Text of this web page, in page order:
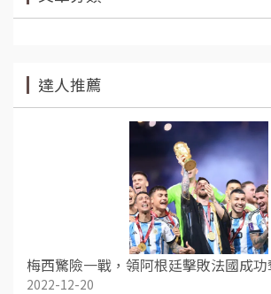
達人推薦
梅西驚險一戰，領阿根廷擊敗法國成
2022-12-20